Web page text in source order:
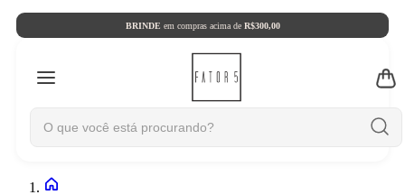
BRINDE em compras acima de R$300,00